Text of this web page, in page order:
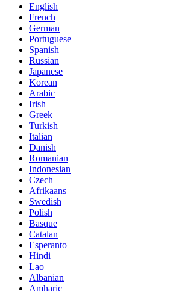
English
French
German
Portuguese
Spanish
Russian
Japanese
Korean
Arabic
Irish
Greek
Turkish
Italian
Danish
Romanian
Indonesian
Czech
Afrikaans
Swedish
Polish
Basque
Catalan
Esperanto
Hindi
Lao
Albanian
Amharic